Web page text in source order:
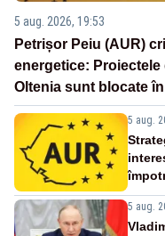
5 aug. 2026, 19:53
Petrișor Peiu (AUR)
energetice:
Oltenia sunt blocate
5 aug.
5 aug.